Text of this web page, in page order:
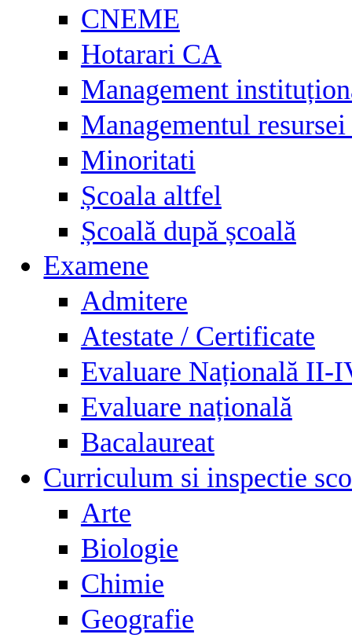
CNEME
Hotarari CA
Management
Managementul resursei
Minoritati
Școala altfel
Școală după școală
Examene
Admitere
Atestate / Certificate
Evaluare Națională II-
Evaluare națională
Bacalaureat
Curriculum si inspectie
Arte
Biologie
Chimie
Geografie